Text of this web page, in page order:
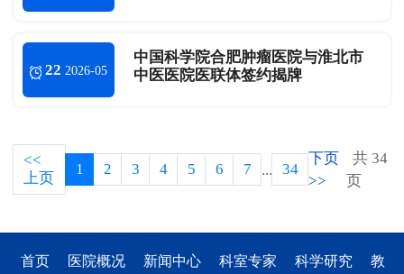
22 2026-05
中国科学院合肥肿瘤医院与淮北市
中医医院医联体签约揭牌
<<
上页
1 2 3 4 5 6 7 ... 34
下页
>>
共 34
页
首页 医院概况 新闻中心 科室专家 科学研究
教